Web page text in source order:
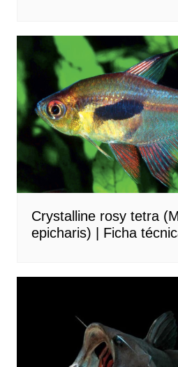
Crystalline rosy tetra
epicharis) | Ficha